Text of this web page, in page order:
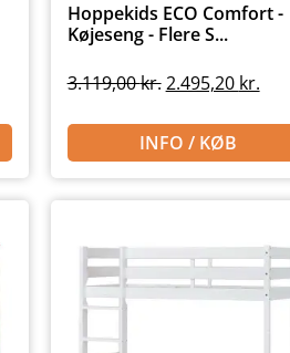
Hoppekids ECO Comfort -
Køjeseng - Flere S...
3.119,00kr. 2.495,20 kr.
INFO / KØB